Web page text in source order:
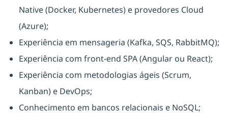
Native (Docker, Kubernetes) e provedores Cloud
(Azure);
Experiência em mensageria (Kafka, SQS, RabbitMQ);
Experiência com front-end SPA (Angular ou React);
Experiência com metodologias ágeis (Scrum,
Kanban) e DevOps;
Conhecimento em bancos relacionais e NoSQL;